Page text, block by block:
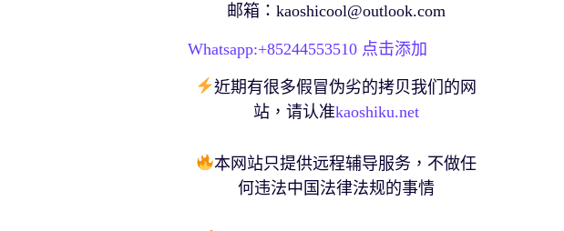
邮箱： kaoshicool@outlook.com
Whatsapp:+85244553510 点击添加
近期有很多假冒伪劣的拷贝我们的网
站，请认准kaoshiku.net
本网站只提供远程辅导服务，不做任
何违法中国法律法规的事情